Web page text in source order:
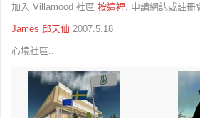
加入 Villamood 社區 按這裡 , 申請網誌或註冊
James 邱天仙 2007.5.18
心境社區..